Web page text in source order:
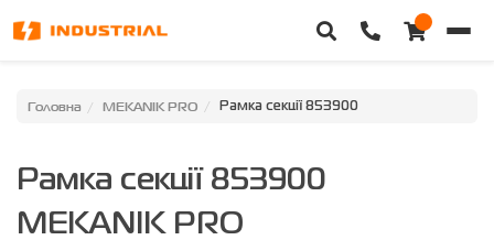
Головна
Категорії
Головна MEKANIK PRO Рамка секції 853900
Рамка секції 853900
MEKANIK PRO